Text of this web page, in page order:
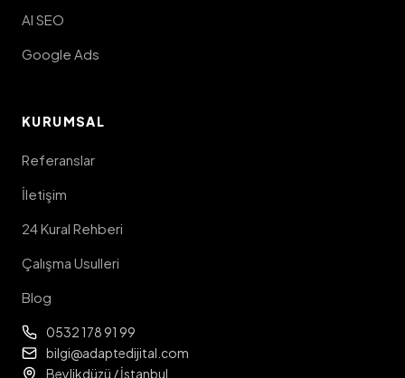
AI SEO
Google Ads
KURUMSAL
Referanslar
İletişim
24 Kural Rehberi
Çalışma Usulleri
Blog
0532 178 91 99
bilgi@adaptedijital.com
Beylikdüzü / İstanbul